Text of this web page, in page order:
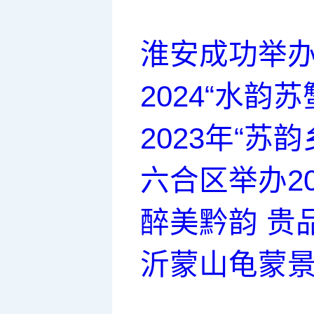
淮安成功举
2024“水韵
2023年“苏
六合区举办
醉美黔韵 贵
沂蒙山龟蒙